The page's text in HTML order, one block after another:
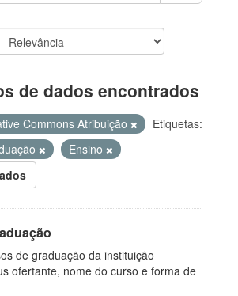
de dados encontrados
Commons Atribuição
Etiquetas:
Ensino
de graduação da instituição
ofertante, nome do curso e forma de